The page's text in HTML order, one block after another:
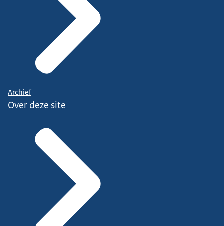
Archief
Over deze site